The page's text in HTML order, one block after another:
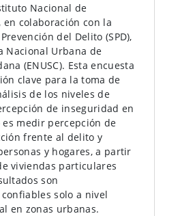
Nacional de
en colaboración con la
del Delito (SPD),
Nacional Urbana de
(ENUSC). Esta encuesta
clave para la toma de
de los niveles de
de inseguridad en
medir percepción de
frente al delito y
y hogares, a partir
viviendas particulares
son
solo a nivel
en zonas urbanas.